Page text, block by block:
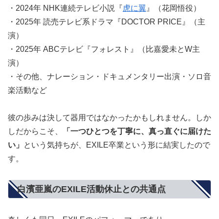
・2024年 NHK連続テレビ小説『虎に翼 』（花岡悟役）
・2025年 読売テレビ系ドラマ『DOCTOR PRICE』（主
演）
・2025年 ABCテレビ『フォレスト』（比嘉愛未とW主
演）
・その他、ナレーション・ドキュメンタリー出演・ソロ音
楽活動など
彼の歩みは決して器用ではなかったかもしれません。しか
しだからこそ、
「一つひとつを丁寧に、真っ直ぐに届けた
い」
という気持ちが、EXILE卒業という形に結実したので
す。
白濱亜嵐のEXILE活動休止との共通点